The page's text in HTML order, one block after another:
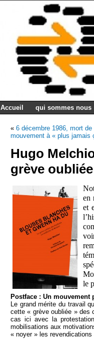
Accueil qui sommes nous
« 6 décembre 1986, mort
mouvement à « plus jamais
Hugo
grève
en
et
le
Postface : Un
Le grand mérite du travail
cette « grève oubliée » des
cas ici avec la
mobilisations aux
« noyer » les